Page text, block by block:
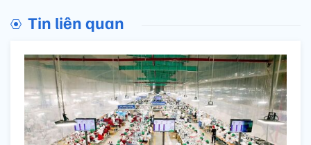
Tin liên quan